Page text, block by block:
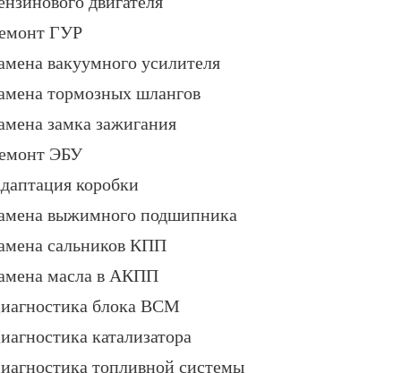
ГУР
вакуумного усилителя
тормозных шлангов
замка зажигания
ЭБУ
коробки
выжимного подшипника
сальников КПП
масла в АКПП
блока BCM
катализатора
топливной системы